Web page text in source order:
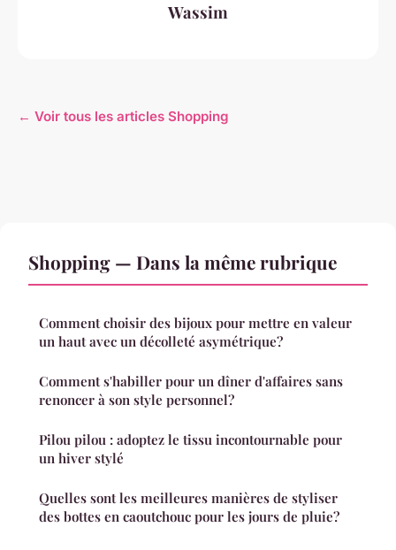
Wassim
← Voir tous les articles Shopping
Shopping — Dans la même rubrique
Comment choisir des bijoux pour mettre en valeur
un haut avec un décolleté asymétrique?
Comment s'habiller pour un dîner d'affaires sans
renoncer à son style personnel?
Pilou pilou : adoptez le tissu incontournable pour
un hiver stylé
Quelles sont les meilleures manières de styliser
des bottes en caoutchouc pour les jours de pluie?